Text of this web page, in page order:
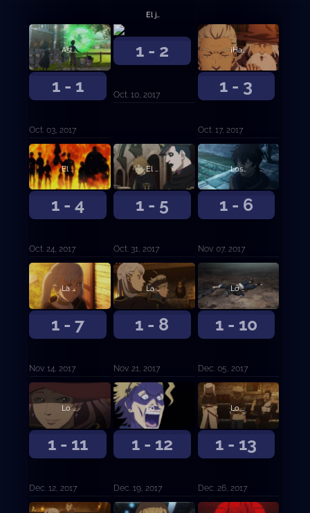
1 - 1
Asta y Yuno
Oct. 03, 2017
1 - 2
El juramento del muchacho
Oct. 10, 2017 1 - 3
¡Hacia la capital del Reino del Trébol!
Oct. 17, 2017
1 - 4
El examen de caballería
Oct. 24, 2017
1 - 5
El camino hasta ser Rey Mago
Oct. 31, 2017
1 - 6
Los Toros Negros
Nov. 07, 2017
1 - 7
La otra novata
Nov. 14, 2017
1 - 8
La primera misión
Nov. 21, 2017
1 - 10
Lo que proteger
Dec. 05, 2017
1 - 11
Lo sucedido en la ciudad del castillo
Dec. 12, 2017
1 - 12
Lo que ve el Rey Mago
Dec. 19, 2017
1 - 13
Lo que ve el Rey Mago, continuación
Dec. 26, 2017